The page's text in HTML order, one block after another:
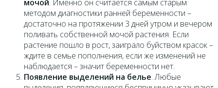
мочой. Именно он считается самым старым
методом диагностики ранней беременности –
достаточно на протяжении 3 дней утром и вечером
поливать собственной мочой растения. Если
растение пошло в рост, заиграло буйством красок –
ждите в семье пополнения, если же изменений не
наблюдается – значит беременности нет.
Появление выделений на белье. Любые